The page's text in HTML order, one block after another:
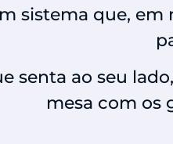
sistema que,
senta ao seu
mesa com os